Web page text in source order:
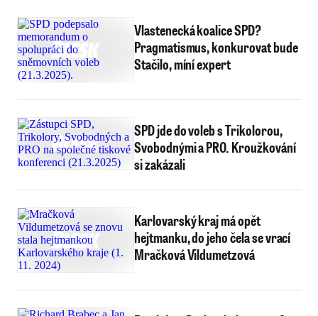
Vlastenecká koalice SPD?
Pragmatismus, konkurovat bude
Stačilo, míní expert
SPD jde do voleb s Trikolorou,
Svobodnými a PRO. Kroužkování
si zakázali
Karlovarský kraj má opět
hejtmanku, do jeho čela se vrací
Mračková Vildumetzová